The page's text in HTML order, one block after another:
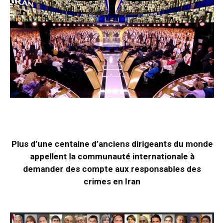
Plus d’une centaine d’anciens dirigeants du monde
appellent la communauté internationale à
demander des compte aux responsables des
crimes en Iran